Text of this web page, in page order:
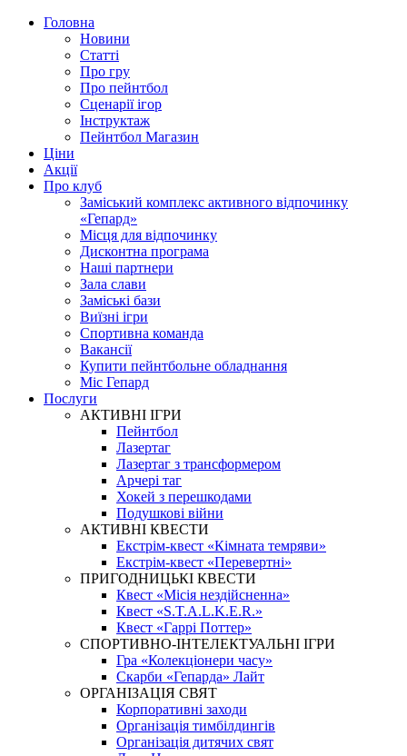
Головна
Новини
Статті
Про гру
Про пейнтбол
Сценарії ігор
Інструктаж
Пейнтбол Магазин
Ціни
Акції
Про клуб
Заміський комплекс активного відпочинку
«Гепард»
Місця для відпочинку
Дисконтна програма
Наші партнери
Зала слави
Заміські бази
Виїзні ігри
Спортивна команда
Вакансії
Купити пейнтбольне обладнання
Міс Гепард
Послуги
АКТИВНІ ІГРИ
Пейнтбол
Лазертаг
Лазертаг з трансформером
Арчері таг
Хокей з перешкодами
Подушкові війни
АКТИВНІ КВЕСТИ
Екстрім-квест «Кімната темряви»
Екстрім-квест «Перевертні»
ПРИГОДНИЦЬКІ КВЕСТИ
Квест «Місія нездійсненна»
Квест «S.T.A.L.K.E.R.»
Квест «Гаррі Поттер»
СПОРТИВНО-ІНТЕЛЕКТУАЛЬНІ ІГРИ
Гра «Колекціонери часу»
Скарби «Гепарда» Лайт
ОРГАНІЗАЦІЯ СВЯТ
Корпоративні заходи
Організація тимбілдингів
Організація дитячих свят